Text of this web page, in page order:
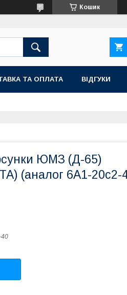
Кошик
ТА ОПЛАТА ВІДГУКИ
ЮМЗ (Д-65)
(аналог 6А1-20с2-
40